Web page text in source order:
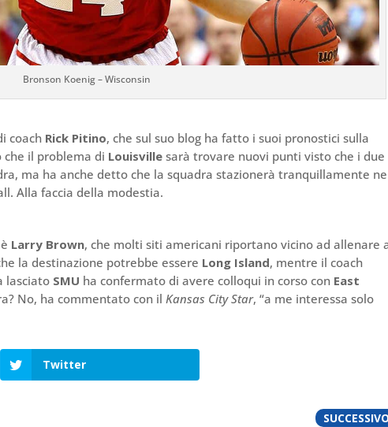
Bronson Koenig – Wisconsin
coach Rick Pitino, che sul suo blog ha fatto i suoi pronostici sulla
che il problema di Louisville sarà trovare nuovi punti visto che i
ma ha anche detto che la squadra stazionerà tranquillamente
Alla faccia della modestia.
Larry Brown, che molti siti americani riportano vicino ad allenare
la destinazione potrebbe essere Long Island, mentre il coach
lasciato SMU ha confermato di avere colloqui in corso con East
No, ha commentato con il Kansas City Star, “a me interessa solo
Twitter